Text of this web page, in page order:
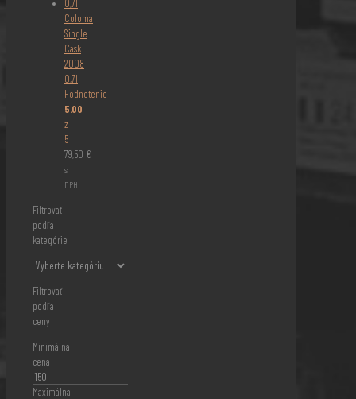
Coloma
Single
Cask
2008
0,7l
Hodnotenie
5.00
z
5
79,50 €
s
DPH
Filtrovať
podľa
kategórie
Filtrovať
podľa
ceny
Minimálna
cena
Maximálna